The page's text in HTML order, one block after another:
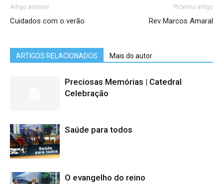
Artigo anterior
Cuidados com o verão
Próximo artigo
Rev Marcos Amaral
ARTIGOS RELACIONADOS Mais do autor
Preciosas Memórias | Catedral
Celebração
Saúde para todos
O evangelho do reino